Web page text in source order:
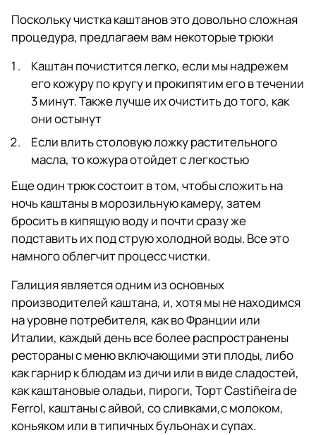
Поскольку чистка каштанов это довольно сложная
процедура, предлагаем вам некоторые трюки
Каштан почистится легко, если мы надрежем
его кожуру по кругу и прокипятим его в течении
3 минут. Также лучше их очистить до того, как
они остынут
Если влить столовую ложку растительного
масла, то кожура отойдет с легкостью
Еще один трюк состоит в том, чтобы сложить на
ночь каштаны в морозильную камеру, затем
бросить в кипящую воду и почти сразу же
подставить их под струю холодной воды. Все это
намного облегчит процесс чистки.
Галиция является одним из основных
производителей каштана, и, хотя мы не находимся
на уровне потребителя, как во Франции или
Италии, каждый день все более распространены
рестораны с меню включающими эти плоды, либо
как гарнир к блюдам из дичи или в виде сладостей,
как каштановые оладьи, пироги, Торт Castiñeira de
Ferrol, каштаны с айвой, со сливками,с молоком,
коньяком или в типичных бульонах и супах.